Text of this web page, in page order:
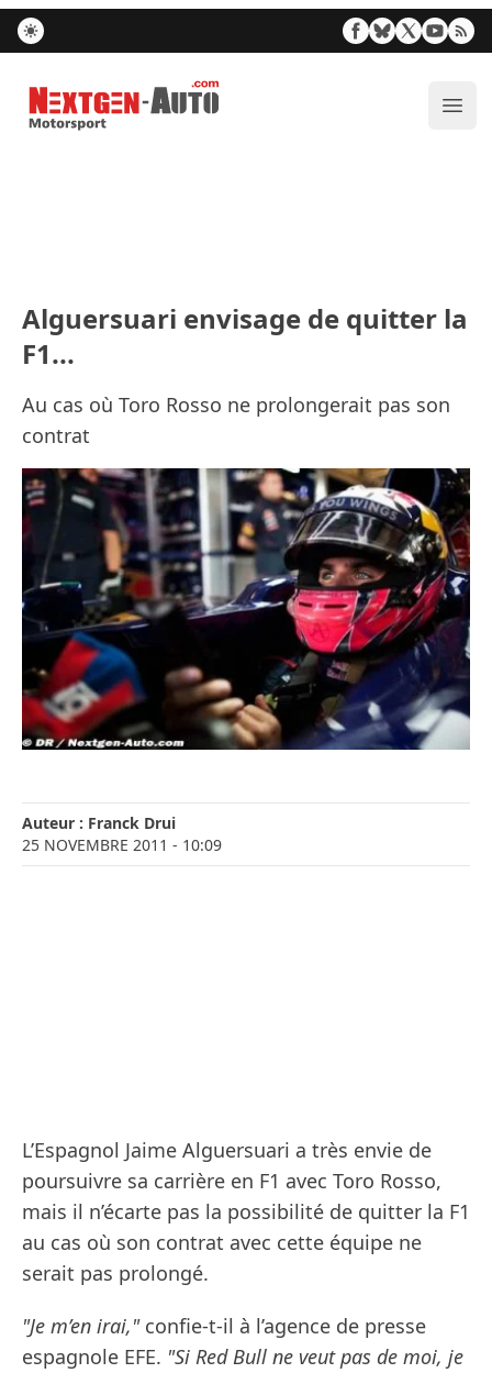
Nextgen-Auto.com
Alguersuari envisage de quitter la
F1...
Au cas où Toro Rosso ne prolongerait pas son
contrat
Auteur : Franck Drui
25 NOVEMBRE 2011 - 10:09
L’Espagnol Jaime Alguersuari a très envie de
poursuivre sa carrière en F1 avec Toro Rosso,
mais il n’écarte pas la possibilité de quitter la F1
au cas où son contrat avec cette équipe ne
serait pas prolongé.
"Je m’en irai,"confie-t-il à l’agence de presse
espagnole EFE. "Si Red Bull ne veut pas de moi, je